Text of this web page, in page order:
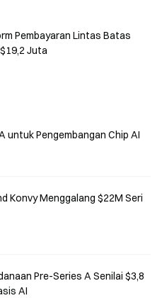
Pembayaran Lintas Batas
Juta
$13M Seri A untuk Pengembangan Chip AI
Menggalang $22M Seri
Pre-Series A Senilai $3,8
AI